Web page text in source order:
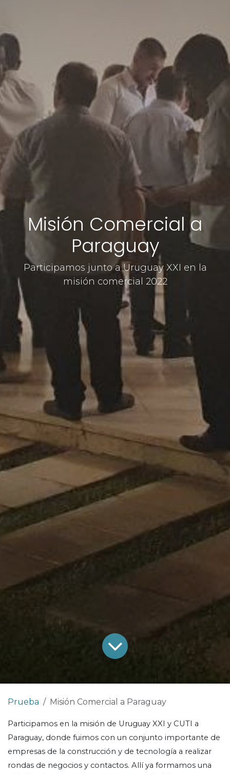
Misión Comercial a
Paraguay
Participamos junto a Uruguay XXI en la
misión comercial 2022
Prueba Misión Comercial a Paraguay
Participamos en la misión de Uruguay XXI y CUTI a
Paraguay, donde fuimos con un conjunto importante de
empresas de la construcción y de tecnología a realizar
rondas de negocios y contactos. Allí ya formamos una